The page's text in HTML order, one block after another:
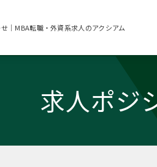
｜MBA転職・外資系求人のアクシアム
求人ポジ